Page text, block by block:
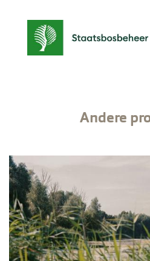
Andere